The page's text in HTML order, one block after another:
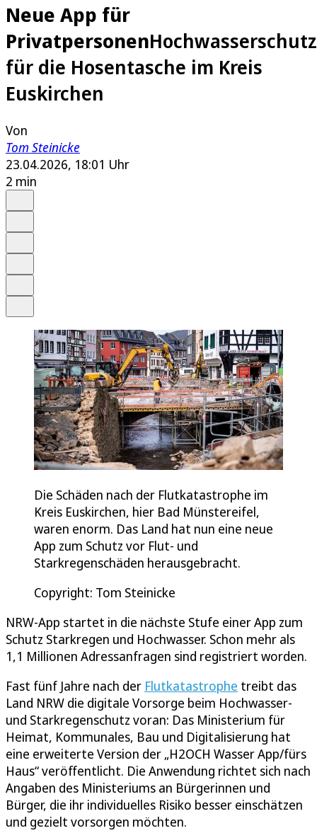
Neue App für
PrivatpersonenHochwasserschutz
für die Hosentasche im Kreis
Euskirchen
Von
Tom Steinicke
23.04.2026, 18:01 Uhr
2 min
Die Schäden nach der Flutkatastrophe im
Kreis Euskirchen, hier Bad Münstereifel,
waren enorm. Das Land hat nun eine neue
App zum Schutz vor Flut- und
Starkregenschäden herausgebracht.
Copyright: Tom Steinicke
NRW-App startet in die nächste Stufe einer App zum
Schutz Starkregen und Hochwasser. Schon mehr als
1,1 Millionen Adressanfragen sind registriert worden.
Fast fünf Jahre nach der Flutkatastrophe treibt das
Land NRW die digitale Vorsorge beim Hochwasser-
und Starkregenschutz voran: Das Ministerium für
Heimat, Kommunales, Bau und Digitalisierung hat
eine erweiterte Version der „H2OCH Wasser App/fürs
Haus“ veröffentlicht. Die Anwendung richtet sich nach
Angaben des Ministeriums an Bürgerinnen und
Bürger, die ihr individuelles Risiko besser einschätzen
und gezielt vorsorgen möchten.